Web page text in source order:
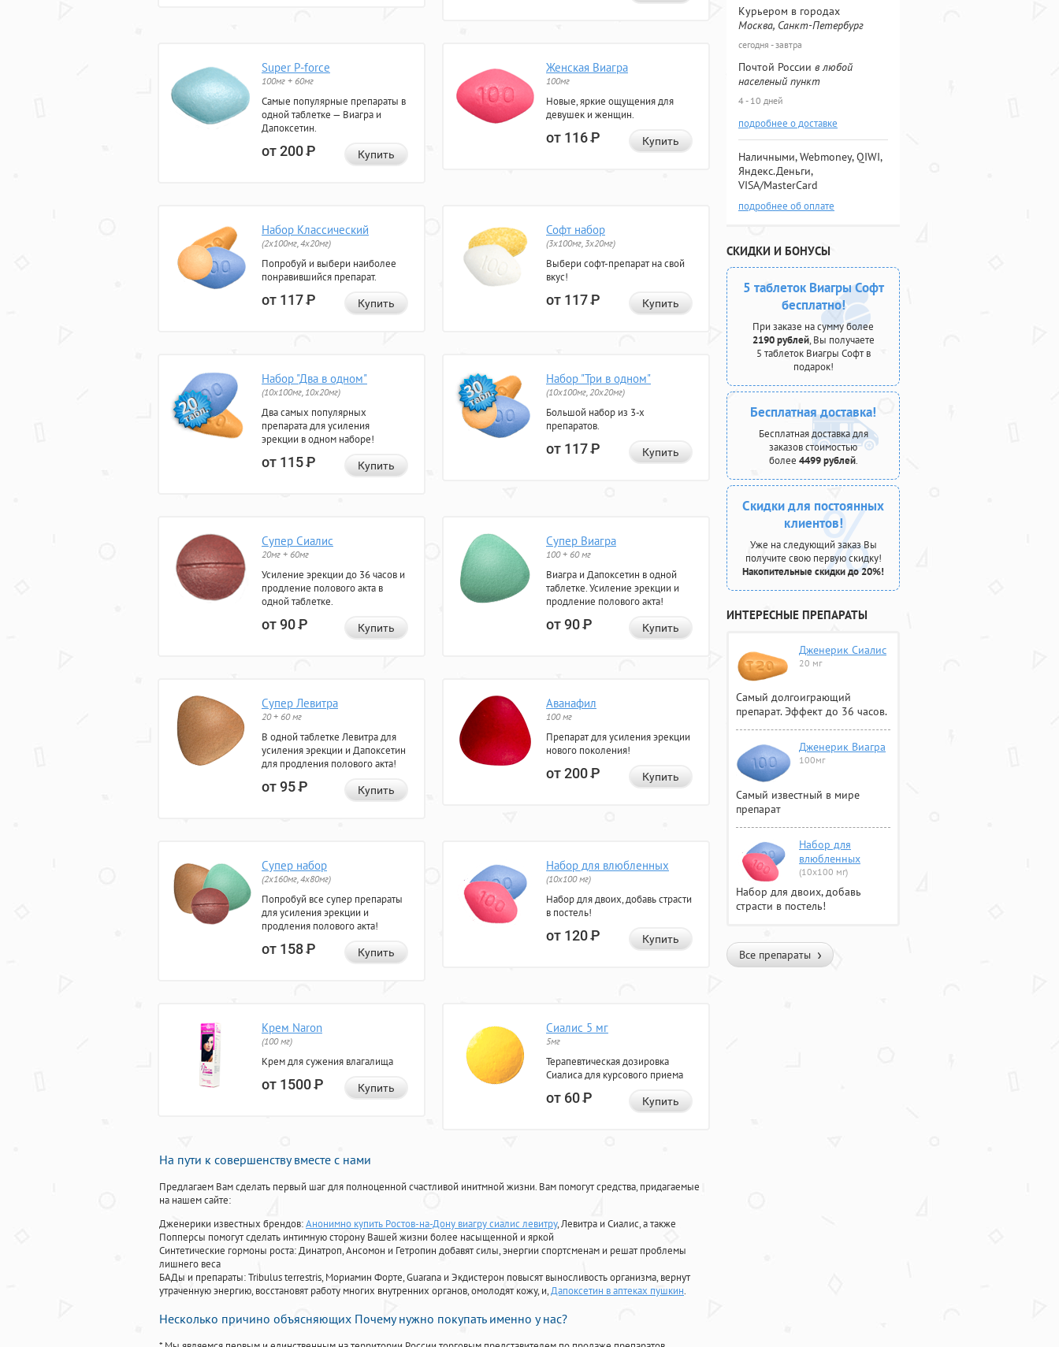
Super P-force
100мг + 60мг
Самые популярные препараты в
одной таблетке — Виагра и
Дапоксетин.
от 200Р Купить
Женская Виагра
100мг
Новые, яркие ощущения для
девушек и женщин.
от 116Р Купить
Набор Классический
(2x100мг, 4x20мг)
Попробуй и выбери наиболее
понравившийся препарат.
от 117Р Купить
Софт набор
(3x100мг, 3x20мг)
Выбери софт-препарат на свой
вкус!
от 117Р Купить
Набор "Два в одном"
(10x100мг, 10x20мг)
Два самых популярных
препарата для усиления
эрекции в одном наборе!
от 115Р Купить
Набор "Три в одном"
(10x100мг, 20x20мг)
Большой набор из 3-х
препаратов.
от 117Р Купить
Супер Сиалис
20мг + 60мг
Усиление эрекции до 36 часов и
продление полового акта в
одной таблетке.
от 90Р Купить
Супер Виагра
100 + 60 мг
Виагра и Дапоксетин в одной
таблетке. Усиление эрекции и
продление полового акта!
от 90Р Купить
Супер Левитра
20 + 60 мг
В одной таблетке Левитра для
усиления эрекции и Дапоксетин
для продления полового акта!
от 95Р Купить
Аванафил
100 мг
Препарат для усиления эрекции
нового поколения!
от 200Р Купить
Супер набор
(2х160мг, 4х80мг)
Попробуй все супер препараты
для усиления эрекции и
продления полового акта!
от 158Р Купить
Набор для влюбленных
(10х100 мг)
Набор для двоих, добавь страсти
в постель!
от 120Р Купить
Крем Naron
(100 мг)
Крем для сужения влагалища
от 1500Р Купить
Сиалис 5 мг
5мг
Терапевтическая дозировка
Сиалиса для курсового приема
от 60Р Купить
На пути к совершенству вместе с нами
Предлагаем Вам сделать первый шаг для полноценной счастливой инитмной жизни. Вам помогут средства, придагаемые
на нашем сайте:
Дженерики известных брендов:Анонимно купить Ростов-на-Дону виагру сиалис левитру, Левитра и Сиалис, а также
Попперсы помогут сделать интимную сторону Вашей жизни более насыщенной и яркой
Синтетические гормоны роста: Динатроп, Ансомон и Гетропин добавят силы, энергии спортсменам и решат проблемы
лишнего веса
БАДы и препараты:Tribulus terrestris, Мориамин Форте, Guarana и Экдистерон повысят выносливость организма, вернут
утраченную энергию, восстановят работу многих внутренних органов, омолодят кожу, и,Дапоксетин в аптеках пушкин.
Несколько причино объясняющих Почему нужно покупать именно у нас?
Курьером в городах
Москва, Санкт-Петербург
сегодня - завтра
Почтой России в любой
населеный пункт
4 - 10 дней
подробнее о доставке
Наличными, Webmoney, QIWI,
Яндекс.Деньги,
VISA/MasterCard
подробнее об оплате
СКИДКИ И БОНУСЫ
5 таблеток Виагры Софт
бесплатно!
При заказе на сумму более
2190 рублей, Вы получаете
5 таблеток Виагры Софт в
подарок!
Бесплатная доставка!
Бесплатная доставка для
заказов стоимостью
более 4499 рублей.
Скидки для постоянных
клиентов!
Уже на следующий заказ Вы
получите свою первую скидку!
Накопительные скидки до 20%!
ИНТЕРЕСНЫЕ ПРЕПАРАТЫ
Дженерик Сиалис
20 мг
Самый долгоиграющий
препарат. Эффект до 36 часов.
Дженерик Виагра
100мг
Самый известный в мире
препарат
Набор для
влюбленных
(10х100 мг)
Набор для двоих, добавь
страсти в постель!
Все препараты